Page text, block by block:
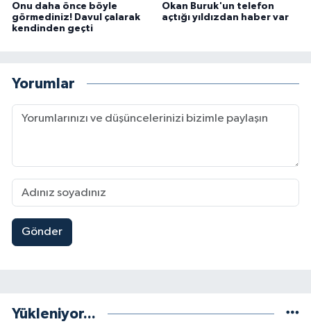
Onu daha önce böyle
görmediniz! Davul çalarak
kendinden geçti
Okan Buruk'un telefon
açtığı yıldızdan haber var
Yorumlar
Gönder
Yükleniyor...